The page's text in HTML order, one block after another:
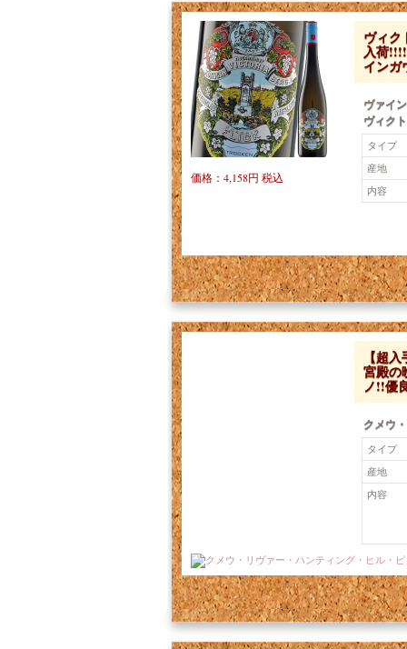
ヴィク
入荷
イン
ヴァイ
ヴィク
タイプ
産地
内容
価格：4,158円 税込
【超
宮殿の
ノ!!優
クメウ
タイプ
産地
内容
価格：8,448円 税込